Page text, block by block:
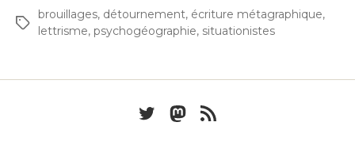
l’article
l’article
Étiquettes
brouillages, détournement, écriture métagraphique,
lettrisme, psychogéographie, situationistes
TwitterMastodon
Feed